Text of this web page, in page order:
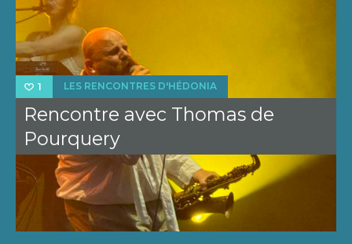
1 LES RENCONTRES D'HÉDONIA
Rencontre avec Thomas de
Pourquery